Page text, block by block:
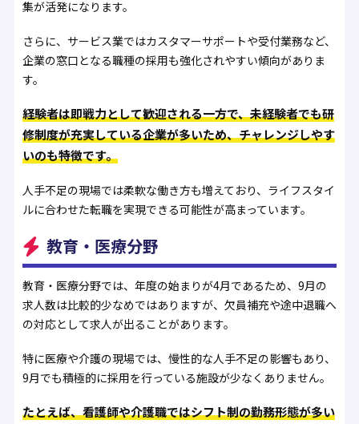
集が活発になります。
さらに、サービス業ではカスタマーサポートや受付業務など、
企業の窓口となる職種の採用も強化されやすい傾向がありま
す。
経験者は即戦力として歓迎される一方で、未経験者でも研
修制度が充実している企業が多いため、チャレンジしやす
いのも特徴です。
人手不足の現場では柔軟な働き方も増えており、ライフスタイ
ルに合わせた転職を実現できる可能性が高まっています。
教育・医療分野
教育・医療分野では、年度の始まりが4月であるため、9月の
求人数は比較的少なめではありますが、欠員補充や途中退職へ
の対応として求人が出ることがあります。
特に医療や介護の現場では、慢性的な人手不足の影響もあり、
9月でも積極的に採用を行っている施設が少なくありません。
たとえば、看護師や介護職ではシフト制の勤務形態が多い